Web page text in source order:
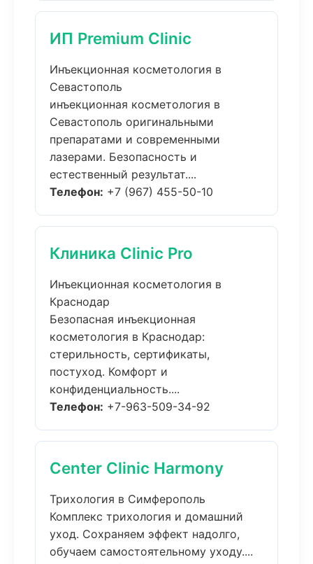
ИП Premium Clinic
Инъекционная косметология в
Севастополь
инъекционная косметология в
Севастополь оригинальными
препаратами и современными
лазерами. Безопасность и
естественный результат....
Телефон: +7 (967) 455-50-10
Клиника Clinic Pro
Инъекционная косметология в
Краснодар
Безопасная инъекционная
косметология в Краснодар:
стерильность, сертификаты,
постуход. Комфорт и
конфиденциальность....
Телефон: +7-963-509-34-92
Center Clinic Harmony
Трихология в Симферополь
Комплекс трихология и домашний
уход. Сохраняем эффект надолго,
обучаем самостоятельному уходу....